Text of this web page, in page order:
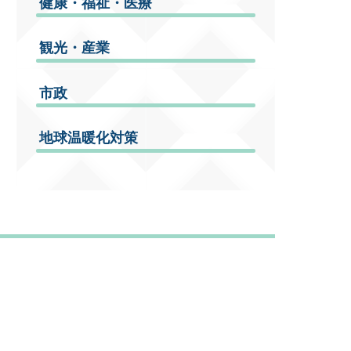
観光・産業
市政
地球温暖化対策